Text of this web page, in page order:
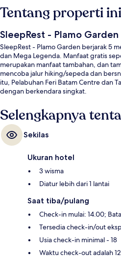
Tentang properti ini
SleepRest - Plamo Garden
SleepRest - Plamo Garden berjarak 5
dan Mega Legenda. Manfaat gratis
merupakan manfaat tambahan, dan
mencoba jalur hiking/sepeda dan
itu, Pelabuhan Feri Batam Centre dan
dengan berkendara singkat.
Selengkapnya
Sekilas
Ukuran hotel
3 wisma
Diatur lebih dari 1 lantai
Saat tiba/pulang
Check-in mulai: 14.00;
Tersedia check-in/out
Usia check-in minimal - 18
Waktu check-out adalah